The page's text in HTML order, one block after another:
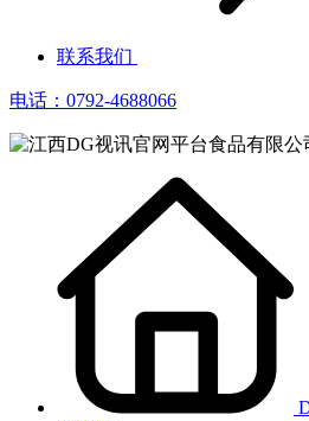
联系我们
电话：0792-4688066